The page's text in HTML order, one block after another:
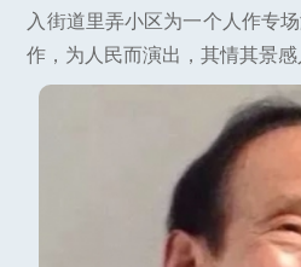
入街道里弄小区为一个人作专
作，为人民而演出，其情其景感